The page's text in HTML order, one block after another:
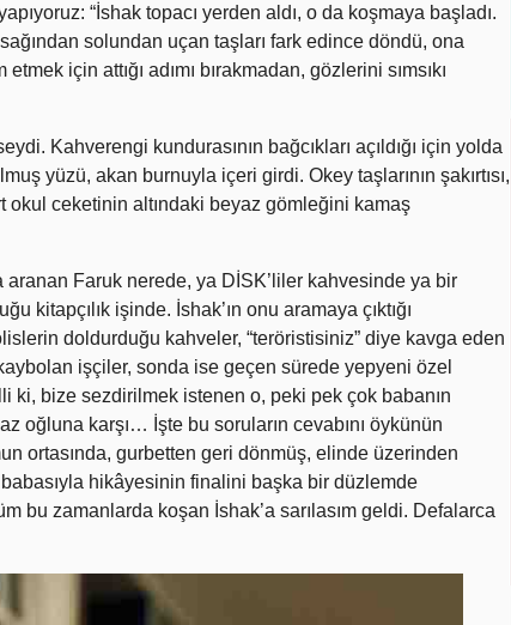
“İshak topacı yerden aldı, o da koşmaya başladı.
solundan uçan taşları fark edince döndü, ona
için attığı adımı bırakmadan, gözlerini sımsıkı
Kahverengi kundurasının bağcıkları açıldığı için yolda
yüzü, akan burnuyla içeri girdi. Okey taşlarının şakırtısı,
okul ceketinin altındaki beyaz gömleğini kamaş
Faruk nerede, ya DİSK’liler kahvesinde ya bir
kitapçılık işinde. İshak’ın onu aramaya çıktığı
doldurduğu kahveler, “teröristisiniz” diye kavga eden
işçiler, sonda ise geçen sürede yepyeni özel
ki, bize sezdirilmek istenen o, peki pek çok babanın
oğluna karşı… İşte bu soruların cevabını öykünün
ortasında, gurbetten geri dönmüş, elinde üzerinden
hikâyesinin finalini başka bir düzlemde
bu zamanlarda koşan İshak’a sarılasım geldi. Defalarca